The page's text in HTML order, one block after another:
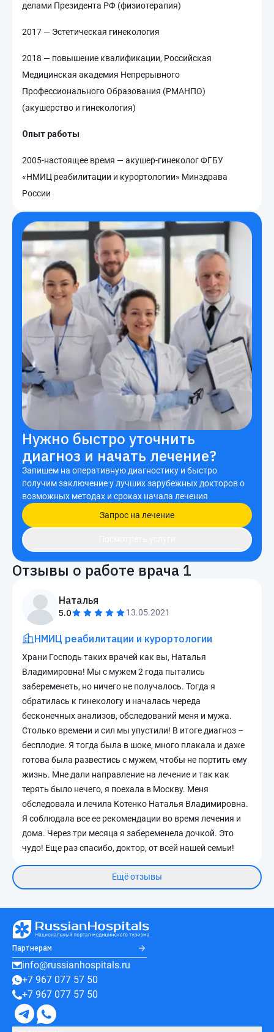
делами Президента РФ (физиотерапия)
2017 — Эстетическая гинекология
2018 — повышение квалификации, Российская
Медицинская академия Непрерывного
Профессионального Образования (РМАНПО)
(акушерство и гинекология)
Опыт работы
2005-настоящее время — акушер-гинеколог ФГБУ
«НМИЦ реабилитации и курортологии» Минздрава
России
Нужно быстро уточнить
диагноз и начать лечение?
Запишем на оперативную диагностику и быстро
получим заключение у лучших зарубежных докторов о
возможных методах и сроках начала лечения
Запрос на лечение
Отзывы о работе врача 1
Наталья
5.0 13.05.2021
НМИЦ реабилитации и курортологии
Храни Господь таких врачей как вы, Наталья
Владимировна! Мы с мужем 2 года пытались
забеременеть, но ничего не получалось. Тогда я
обратилась к гинекологу и началась череда
бесконечных анализов, обследований меня и мужа.
Столько времени и сил мы упустили! В итоге диагноз –
бесплодие. Я тогда была в шоке, много плакала и даже
готова была развестись с мужем, чтобы не портить ему
жизнь. Мне дали направление на лечение и так как
терять было нечего, я поехала в Москву. Меня
обследовала и лечила Котенко Наталья Владимировна.
Я соблюдала все ее рекомендации во время лечения и
дома. Через три месяца я забеременела дочкой. Это
чудо! Еще раз спасибо, доктор, от всей нашей семьи!
Ещё отзывы
Партнерам
info@russianhospitals.ru
+7 967 077 57 50
+7 967 077 57 50